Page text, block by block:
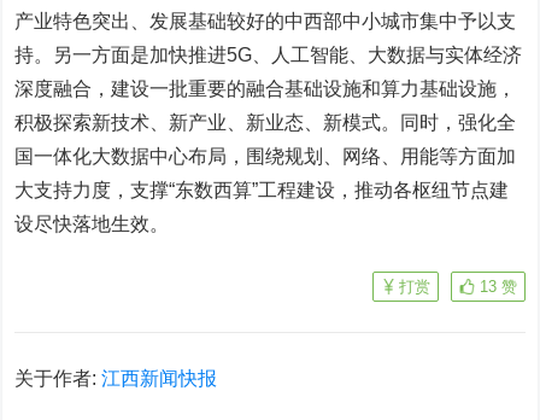
产业特色突出、发展基础较好的中西部中小城市集中予以支
持。另一方面是加快推进5G、人工智能、大数据与实体经济
深度融合，建设一批重要的融合基础设施和算力基础设施，
积极探索新技术、 新产业 、新业态、新模式。同时，强化全
国一体化大数据中心布局，围绕规划、网络、用能等方面加
大支持力度，支撑“东数西算”工程建设，推动各枢纽节点建
设尽快落地生效。
13 赞
打赏
关于作者:江西新闻快报